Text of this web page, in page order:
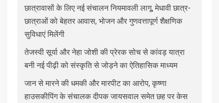
छात्रावासों के लिए नई संचालन नियमावली लागू, मेधावी छात्र-
छात्राओं को बेहतर आवास, भोजन और गुणवत्तापूर्ण शैक्षणिक
सुविधाएं मिलेंगी
तेजस्वी सूर्या और नेहा जोशी की प्रेरक सोच से कांवड़ यात्रा
बनी नई पीढ़ी को संस्कृति से जोड़ने का ऐतिहासिक माध्यम
जान से मारने की धमकी और मारपीट का आरोप, कृष्णा
हाउसकीपिंग के संचालक दीपक जायसवाल समेत छह पर केस